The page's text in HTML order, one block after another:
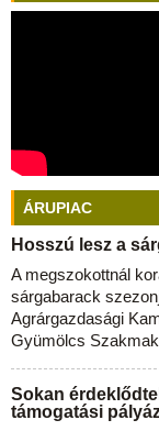
ÁRUPIAC
Hosszú lesz a
A megszokottnál
sárgabarack
Agrárgazdasági
Gyümölcs
Sokan
támogatási